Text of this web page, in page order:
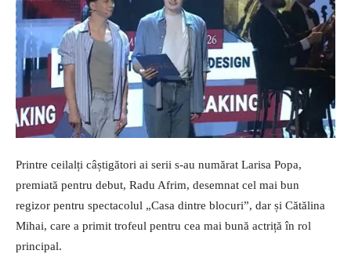
Printre ceilalți câștigători ai serii s-au numărat Larisa Popa,
premiată pentru debut, Radu Afrim, desemnat cel mai bun
regizor pentru spectacolul „Casa dintre blocuri”, dar și Cătălina
Mihai, care a primit trofeul pentru cea mai bună actriță în rol
principal.